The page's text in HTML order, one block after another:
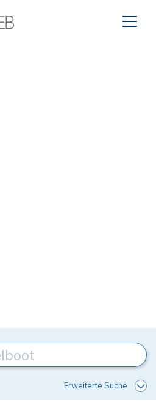
Erweiterte Suche